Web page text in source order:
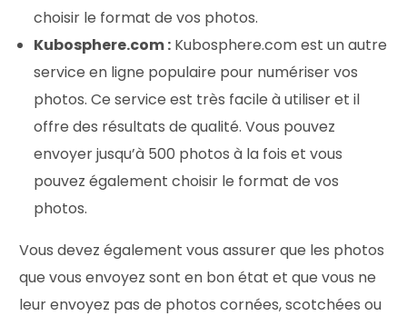
choisir le format de vos photos.
Kubosphere.com : Kubosphere.com est un autre
service en ligne populaire pour numériser vos
photos. Ce service est très facile à utiliser et il
offre des résultats de qualité. Vous pouvez
envoyer jusqu’à 500 photos à la fois et vous
pouvez également choisir le format de vos
photos.
Vous devez également vous assurer que les photos
que vous envoyez sont en bon état et que vous ne
leur envoyez pas de photos cornées, scotchées ou